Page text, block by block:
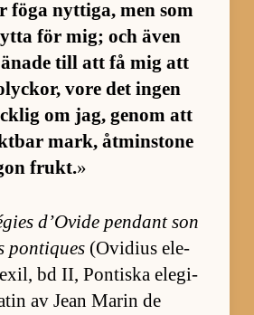
föga nyt­ti­ga, men som
för mig; och även
till att få mig att
vore det ingen
om jag, ge­nom att
mark, åt­min­stone
frukt.»
d’O­vide pen­dant son
pon­ti­ques (O­vi­dius ele­
bd II, Pon­tiska ele­gi­
av Jean Ma­rin de